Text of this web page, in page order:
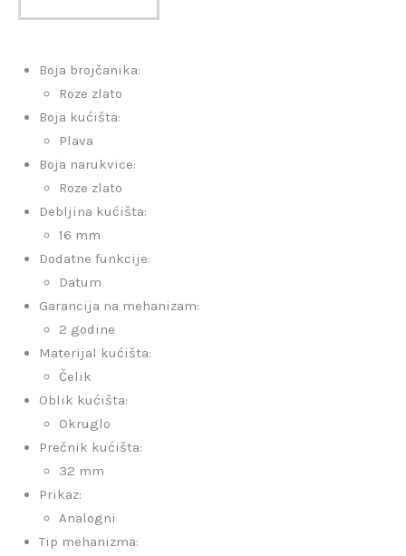
Boja brojčanika:
Roze zlato
Boja kućišta:
Plava
Boja narukvice:
Roze zlato
Debljina kućišta:
16 mm
Dodatne funkcije:
Datum
Garancija na mehanizam:
2 godine
Materijal kućišta:
Čelik
Oblik kućišta:
Okruglo
Prečnik kućišta:
32 mm
Prikaz:
Analogni
Tip mehanizma: